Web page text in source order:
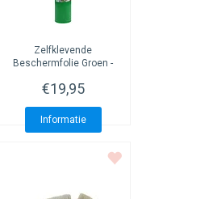
Zelfklevende
Beschermfolie Groen -
€19,95
Informatie